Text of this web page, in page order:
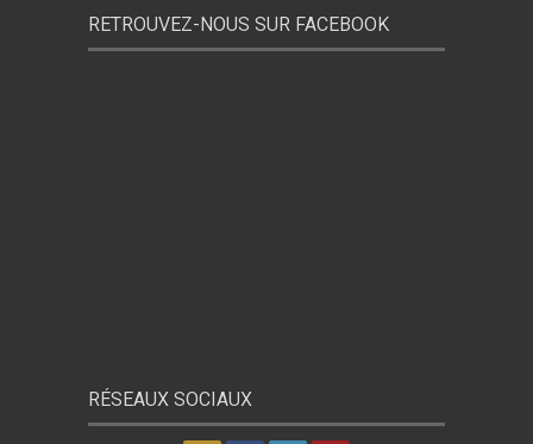
RETROUVEZ-NOUS SUR FACEBOOK
RÉSEAUX SOCIAUX